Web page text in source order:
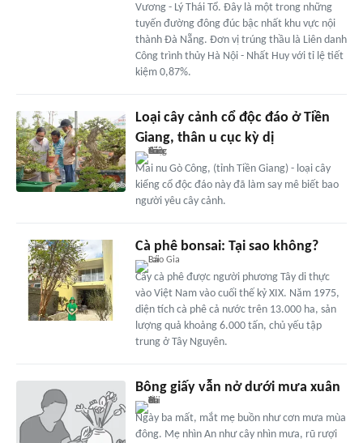
Vương - Lý Thái Tổ. Đây là một trong những
tuyến đường đông đúc bậc nhất khu vực nội
thành Đà Nẵng. Đơn vị trúng thầu là Liên danh
Công trình thủy Hà Nội - Nhất Huy với tỉ lệ tiết
kiệm 0,87%.
Loại cây cảnh cổ độc đáo ở Tiền
Giang, thân u cục kỳ dị
Mai nu Gò Công, (tỉnh Tiền Giang) - loại cây
kiểng cổ độc đáo này đã làm say mê biết bao
người yêu cây cảnh.
Cà phê bonsai: Tại sao không?
Cây cà phê được người phương Tây di thực
vào Việt Nam vào cuối thế kỷ XIX. Năm 1975,
diện tích cà phê cả nước trên 13.000 ha, sản
lượng quả khoảng 6.000 tấn, chủ yếu tập
trung ở Tây Nguyên.
Bông giấy vẫn nở dưới mưa xuân
Ngày ba mất, mắt mẹ buồn như cơn mưa mùa
đông. Mẹ nhìn An như cây nhìn mưa, rũ rượi